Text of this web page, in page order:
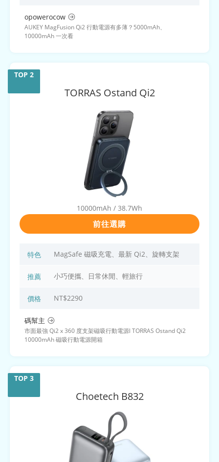
opowerocow
AUKEY MagFusion Qi2 行動電源有多薄？5000mAh、
10000mAh 一次看
TORRAS Ostand Qi2
10000mAh / 38.7Wh
碼幫主
市面最強 Qi2 x 360 度支架磁吸行動電源l TORRAS Ostand Qi2
10000mAh 磁吸行動電源開箱
特色 MagSafe 磁吸充電、最新 Qi2、旋轉支架
推薦 小巧便攜、日常休閒、輕旅行
價格 NT$2290
前往選購
Choetech B832